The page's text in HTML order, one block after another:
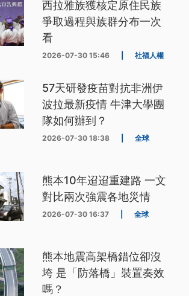
西拉雅族獲核定原住民族
爭取過程與族群分布一次
看
2026-07-30 15:46 社福人權
57天研發疫苗對抗非洲伊
波拉最新疫情 牛津大學團
隊如何辦到？
2026-07-30 18:38 全球
熊本10年迢迢重建路 一文
對比兩次強震各地災情
2026-07-30 16:37 全球
熊本地震高架橋錯位卻沒
垮 是「防落橋」裝置奏效
嗎？